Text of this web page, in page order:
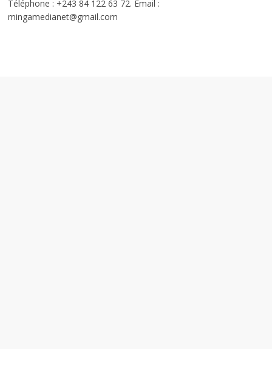
Téléphone : +243 84 122 63 72. Email :
mingamedianet@gmail.com